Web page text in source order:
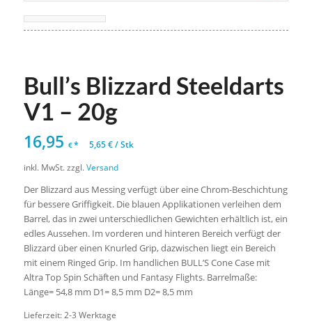
Bull’s Blizzard Steeldarts
V1 – 20g
16,95 €* 5,65€/Stk
inkl. MwSt. zzgl.Versand
Der Blizzard aus Messing verfügt über eine Chrom-Beschichtung
für bessere Griffigkeit. Die blauen Applikationen verleihen dem
Barrel, das in zwei unterschiedlichen Gewichten erhältlich ist, ein
edles Aussehen. Im vorderen und hinteren Bereich verfügt der
Blizzard über einen Knurled Grip, dazwischen liegt ein Bereich
mit einem Ringed Grip. Im handlichen BULL’S Cone Case mit
Altra Top Spin Schäften und Fantasy Flights. Barrelmaße:
Länge= 54,8 mm D1= 8,5 mm D2= 8,5 mm
Lieferzeit: 2-3 Werktage